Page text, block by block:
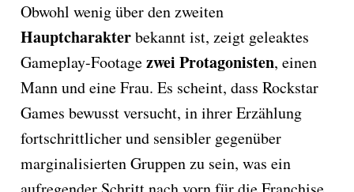
Obwohl wenig über den zweiten
Hauptcharakterbekannt ist, zeigt geleaktes
Gameplay-Footagezwei Protagonisten, einen
Mann und eine Frau. Es scheint, dass Rockstar
Games bewusst versucht, in ihrer Erzählung
fortschrittlicher und sensibler gegenüber
marginalisierten Gruppen zu sein, was ein